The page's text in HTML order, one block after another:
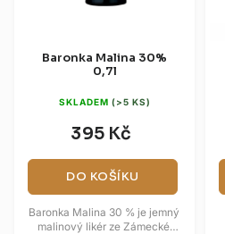
Baronka Malina 30%
0,7l
SKLADEM (>5 KS)
395 Kč
DO KOŠÍKU
Baronka Malina 30 % je jemný
malinový likér ze Zámecké